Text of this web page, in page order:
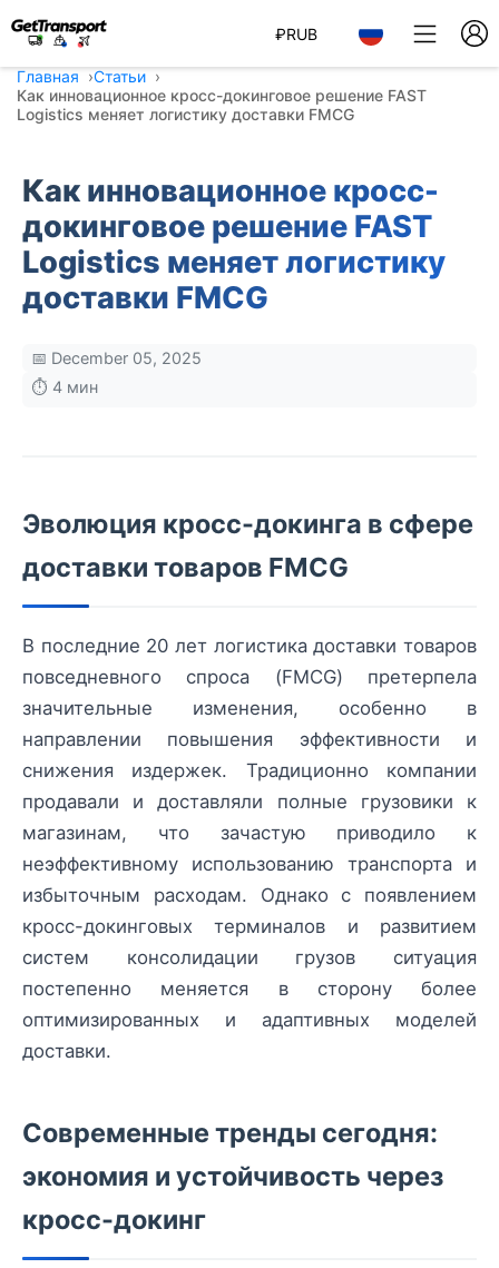
₽RUB
Главная
Статьи
Как инновационное кросс-докинговое решение FAST
Logistics меняет логистику доставки FMCG
Как инновационное кросс-
докинговое решение FAST
Logistics меняет логистику
доставки FMCG
📅 December 05, 2025
⏱️ 4 мин
Эволюция кросс-докинга в сфере
доставки товаров FMCG
В последние 20 лет логистика доставки товаров
повседневного спроса (FMCG) претерпела
значительные изменения, особенно в
направлении повышения эффективности и
снижения издержек. Традиционно компании
продавали и доставляли полные грузовики к
магазинам, что зачастую приводило к
неэффективному использованию транспорта и
избыточным расходам. Однако с появлением
кросс-докинговых терминалов и развитием
систем консолидации грузов ситуация
постепенно меняется в сторону более
оптимизированных и адаптивных моделей
доставки.
Современные тренды сегодня:
экономия и устойчивость через
кросс-докинг